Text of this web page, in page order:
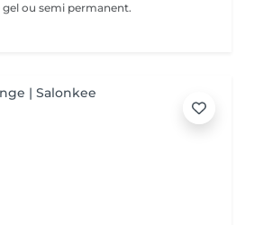
ou semi permanent.